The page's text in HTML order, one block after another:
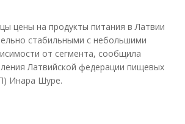
цены на продукты питания в Латвии
стабильными с небольшими
от сегмента, сообщила
Латвийской федерации пищевых
Инара Шуре.